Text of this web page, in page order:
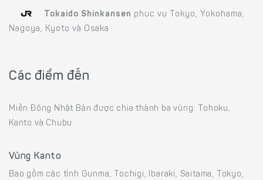
Tokaido Shinkansen phục vụ Tokyo, Yokohama,
Nagoya, Kyoto và Osaka
Các điểm đến
Miền Đông Nhật Bản được chia thành ba vùng: Tohoku,
Kanto và Chubu.
Vùng Kanto
Bao gồm các tỉnh Gunma, Tochigi, Ibaraki, Saitama, Tokyo,